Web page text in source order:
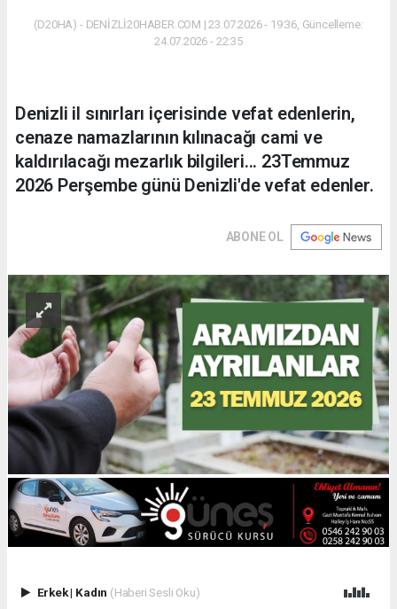
(D20HA) - DENİZLİ20HABER.COM | 23.07.2026 - 19:36, Güncelleme:
24.07.2026 - 22:35
Denizli il sınırları içerisinde vefat edenlerin,
cenaze namazlarının kılınacağı cami ve
kaldırılacağı mezarlık bilgileri... 23Temmuz
2026 Perşembe günü Denizli'de vefat edenler.
ABONE OL
Erkek| Kadın (Haberi Sesli Oku)